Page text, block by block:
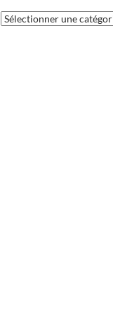
Catégories